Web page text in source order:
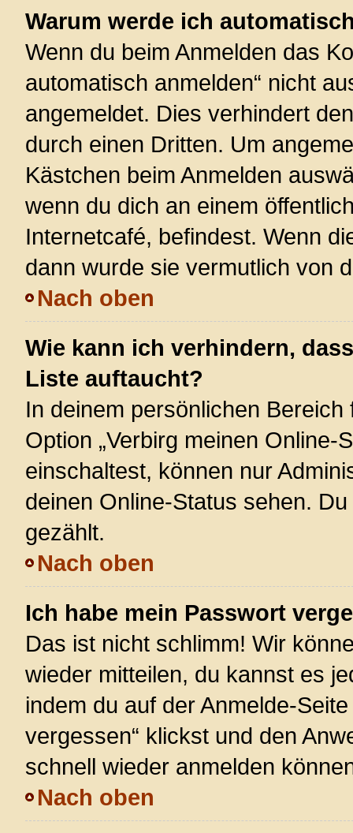
Warum werde ich
Wenn du beim Anmelden das
automatisch anmelden“ nicht
angemeldet. Dies verhindert
durch einen Dritten. Um
Kästchen beim Anmelden
wenn du dich an einem
Internetcafé, befindest. Wenn
dann wurde sie vermutlich von
Nach oben
Wie kann ich verhindern,
Liste auftaucht?
In deinem persönlichen
Option „Verbirg meinen Online-
einschaltest, können nur
deinen Online-Status sehen.
gezählt.
Nach oben
Ich habe mein Passwort
Das ist nicht schlimm! Wir
wieder mitteilen, du kannst es
indem du auf der Anmelde-
vergessen“ klickst und den
schnell wieder anmelden
Nach oben